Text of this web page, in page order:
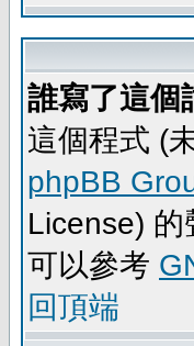
誰寫了這個
這個程式 (
phpBB
License)
可以參考
回頂端